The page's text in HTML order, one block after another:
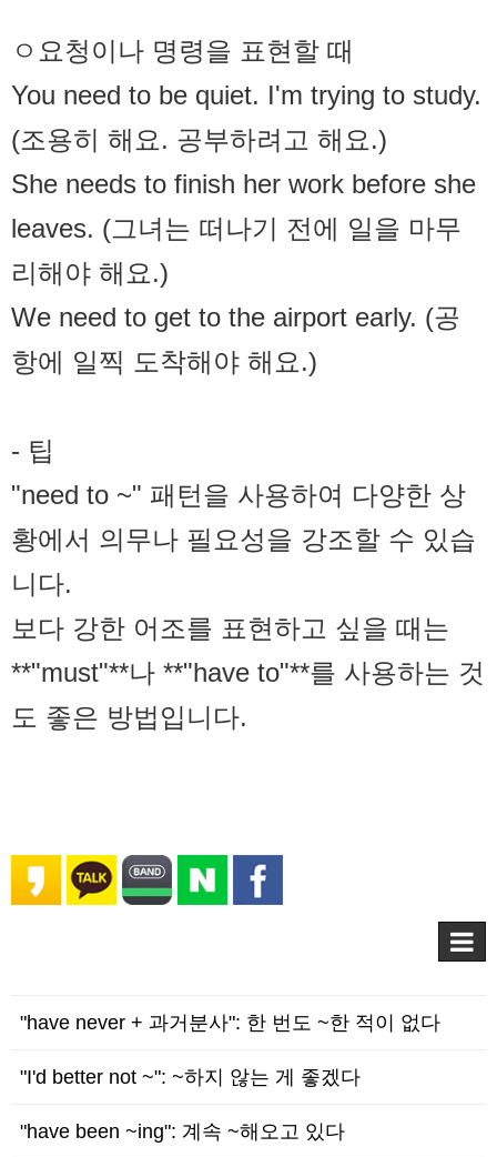
ㅇ요청이나 명령을 표현할 때
You need to be quiet. I'm trying to study.
(조용히 해요. 공부하려고 해요.)
She needs to finish her work before she
leaves. (그녀는 떠나기 전에 일을 마무
리해야 해요.)
We need to get to the airport early. (공
항에 일찍 도착해야 해요.)
- 팁
"need to ~" 패턴을 사용하여 다양한 상
황에서 의무나 필요성을 강조할 수 있습
니다.
보다 강한 어조를 표현하고 싶을 때는
**"must"**나 **"have to"**를 사용하는 것
도 좋은 방법입니다.
"have never + 과거분사": 한 번도 ~한 적이 없다
"I'd better not ~": ~하지 않는 게 좋겠다
"have been ~ing": 계속 ~해오고 있다